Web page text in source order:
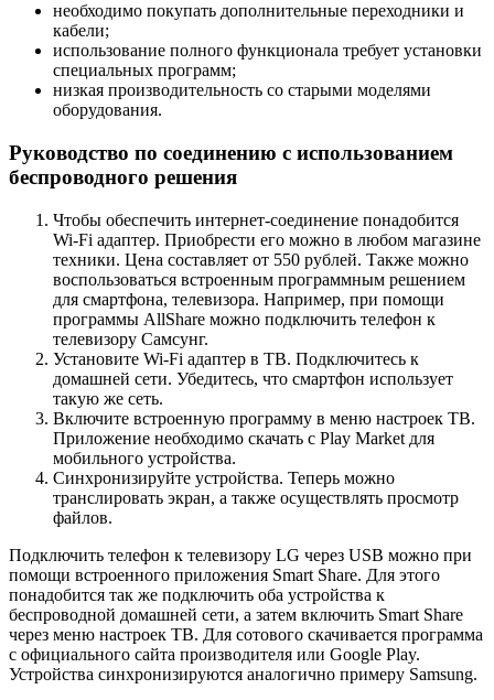
необходимо покупать дополнительные переходники и
кабели;
использование полного функционала требует установки
специальных программ;
низкая производительность со старыми моделями
оборудования.
Руководство по соединению с использованием
беспроводного решения
Чтобы обеспечить интернет-соединение понадобится
Wi-Fi адаптер. Приобрести его можно в любом магазине
техники. Цена составляет от 550 рублей. Также можно
воспользоваться встроенным программным решением
для смартфона, телевизора. Например, при помощи
программы AllShare можно подключить телефон к
телевизору Самсунг.
Установите Wi-Fi адаптер в ТВ. Подключитесь к
домашней сети. Убедитесь, что смартфон использует
такую же сеть.
Включите встроенную программу в меню настроек ТВ.
Приложение необходимо скачать с Play Market для
мобильного устройства.
Синхронизируйте устройства. Теперь можно
транслировать экран, а также осуществлять просмотр
файлов.
Подключить телефон к телевизору LG через USB можно при
помощи встроенного приложения Smart Share. Для этого
понадобится так же подключить оба устройства к
беспроводной домашней сети, а затем включить Smart Share
через меню настроек ТВ. Для сотового скачивается программа
с официального сайта производителя или Google Play.
Устройства синхронизируются аналогично примеру Samsung.